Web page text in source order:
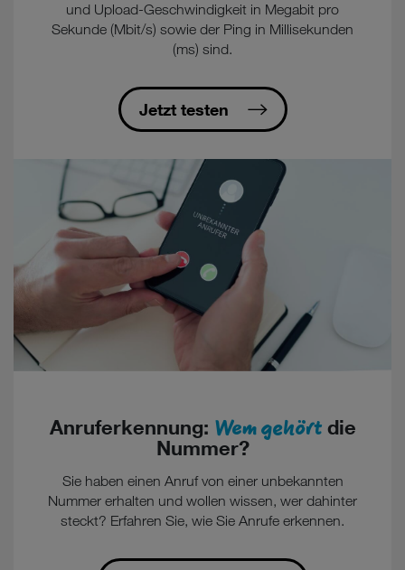
und Upload-Geschwindigkeit in Megabit pro
Sekunde (Mbit/s) sowie der Ping in Millisekunden
(ms) sind.
Jetzt testen
Anruferkennung: Wem gehörtdie
Nummer?
Sie haben einen Anruf von einer unbekannten
Nummer erhalten und wollen wissen, wer dahinter
steckt? Erfahren Sie, wie Sie Anrufe erkennen.